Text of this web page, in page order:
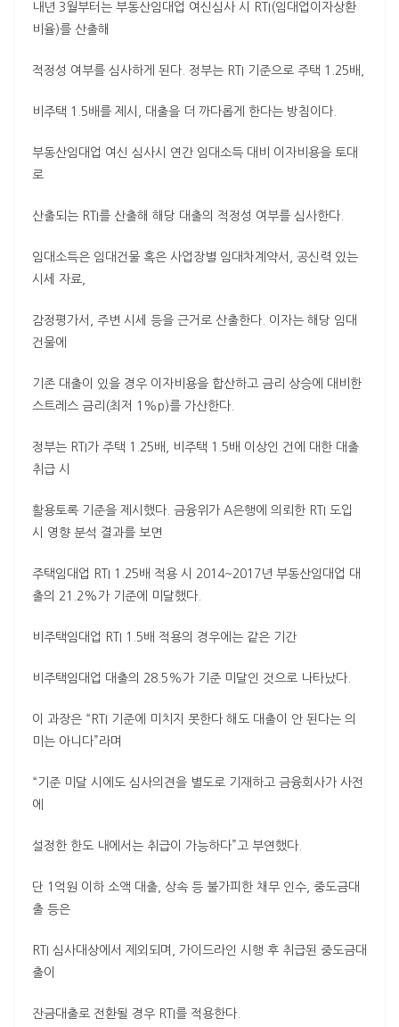
내년 3월부터는 부동산임대업 여신심사 시 RTI(임대업이자상환
비율)를 산출해
적정성 여부를 심사하게 된다. 정부는 RTI 기준으로 주택 1.25배,
비주택 1.5배를 제시, 대출을 더 까다롭게 한다는 방침이다.
부동산임대업 여신 심사시 연간 임대소득 대비 이자비용을 토대
로
산출되는 RTI를 산출해 해당 대출의 적정성 여부를 심사한다.
임대소득은 임대건물 혹은 사업장별 임대차계약서, 공신력 있는
시세 자료,
감정평가서, 주변 시세 등을 근거로 산출한다. 이자는 해당 임대
건물에
기존 대출이 있을 경우 이자비용을 합산하고 금리 상승에 대비한
스트레스 금리(최저 1%p)를 가산한다.
정부는 RTI가 주택 1.25배, 비주택 1.5배 이상인 건에 대한 대출
취급 시
활용토록 기준을 제시했다. 금융위가 A은행에 의뢰한 RTI 도입
시 영향 분석 결과를 보면
주택임대업 RTI 1.25배 적용 시 2014~2017년 부동산임대업 대
출의 21.2%가 기준에 미달했다.
비주택임대업 RTI 1.5배 적용의 경우에는 같은 기간
비주택임대업 대출의 28.5%가 기준 미달인 것으로 나타났다.
이 과장은 “RTI 기준에 미치지 못한다 해도 대출이 안 된다는 의
미는 아니다”라며
“기준 미달 시에도 심사의견을 별도로 기재하고 금융회사가 사전
에
설정한 한도 내에서는 취급이 가능하다”고 부연했다.
단 1억원 이하 소액 대출, 상속 등 불가피한 채무 인수, 중도금대
출 등은
RTI 심사대상에서 제외되며, 가이드라인 시행 후 취급된 중도금대
출이
잔금대출로 전환될 경우 RTI를 적용한다.